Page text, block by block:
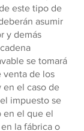
este tipo de
asumir
y demás
se tomará
venta de los
en el caso de
impuesto se
en el que el
la fábrica o